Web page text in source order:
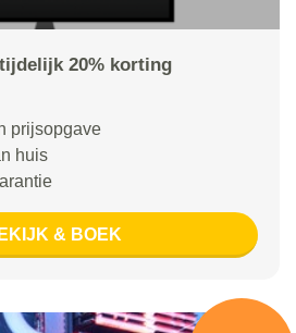
20% korting
prijsopgave
huis
& BOEK